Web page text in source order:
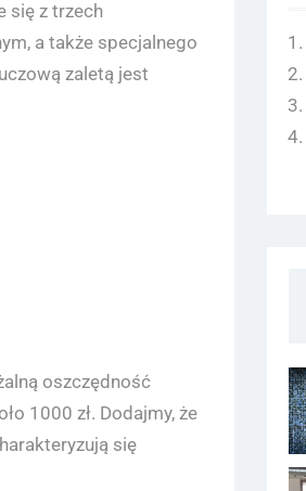
się z trzech
a także specjalnego
zaletą jest
oszczędność
1000 zł. Dodajmy, że
się